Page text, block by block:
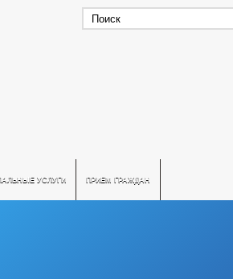
УСЛУГИ ПРИЕМ ГРАЖДАН